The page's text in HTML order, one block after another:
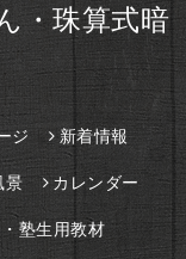
・珠算式暗
ジ 新着情報
景 カレンダー
塾生用教材